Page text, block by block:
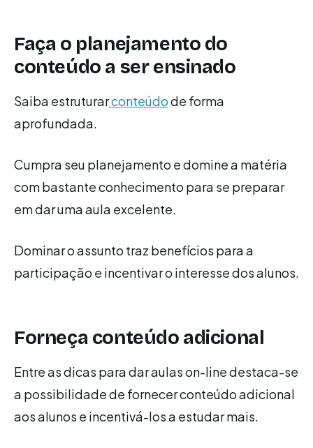
Faça o planejamento do
conteúdo a ser ensinado
Saiba estruturarconteúdode forma
aprofundada.
Cumpra seu planejamento e domine a matéria
com bastante conhecimento para se preparar
em dar uma aula excelente.
Dominar o assunto traz benefícios para a
participação e incentivar o interesse dos alunos.
Forneça conteúdo adicional
Entre as dicas para dar aulas on-line destaca-se
a possibilidade de fornecer conteúdo adicional
aos alunos e incentivá-los a estudar mais.